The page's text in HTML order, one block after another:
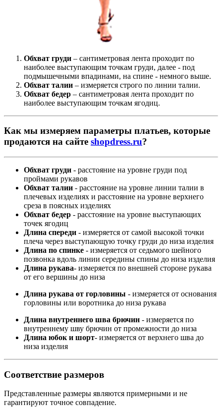
Обхват груди – сантиметровая лента проходит по
наиболее выступающим точкам груди, далее - под
подмышечными впадинами, на спине - немного выше.
Обхват талии – измеряется строго по линии талии.
Обхват бедер – сантиметровая лента проходит по
наиболее выступающим точкам ягодиц.
Как мы измеряем параметры платьев, которые
продаются на сайте shopdress.ru?
Обхват груди - расстояние на уровне груди под
проймами рукавов
Обхват талии - расстояние на уровне линии талии в
плечевых изделиях и расстояние на уровне верхнего
среза в поясных изделиях
Обхват бедер - расстояние на уровне выступающих
точек ягодиц
Длина спереди - измеряется от самой высокой точки
плеча через выступающую точку груди до низа изделия
Длина по спинке - измеряется от седьмого шейного
позвонка вдоль линии середины спины до низа изделия
Длина рукава- измеряется по внешней стороне рукава
от его вершины до низа
Длина рукава от горловины - измеряется от основания
горловины или воротника до низа рукава
Длина внутреннего шва брючин - измеряется по
внутреннему шву брючин от промежности до низа
Длина юбок и шорт- измеряется от верхнего шва до
низа изделия
Соответствие размеров
Представленные размеры являются примерными и не
гарантируют точное совпадение.